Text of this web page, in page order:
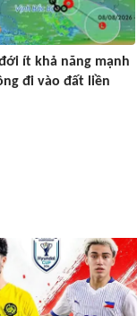
ít khả năng mạnh
đi vào đất liền